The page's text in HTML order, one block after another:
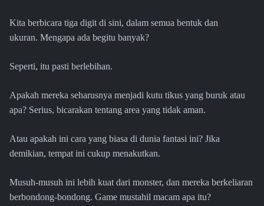
Kita berbicara tiga digit di sini, dalam semua bentuk dan
ukuran. Mengapa ada begitu banyak?
Seperti, itu pasti berlebihan.
Apakah mereka seharusnya menjadi kutu tikus yang buruk atau
apa? Serius, bicarakan tentang area yang tidak aman.
Atau apakah ini cara yang biasa di dunia fantasi ini? Jika
demikian, tempat ini cukup menakutkan.
Musuh-musuh ini lebih kuat dari monster, dan mereka berkeliaran
berbondong-bondong. Game mustahil macam apa itu?